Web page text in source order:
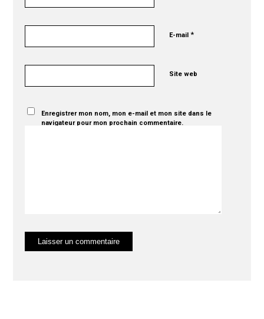
E-mail*
Site web
Enregistrer mon nom, mon e-mail et mon site dans le
navigateur pour mon prochain commentaire.